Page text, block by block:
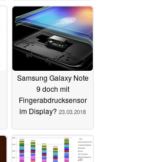
Samsung Galaxy Note
9 doch mit
Fingerabdrucksensor
im Display? 23.03.2018